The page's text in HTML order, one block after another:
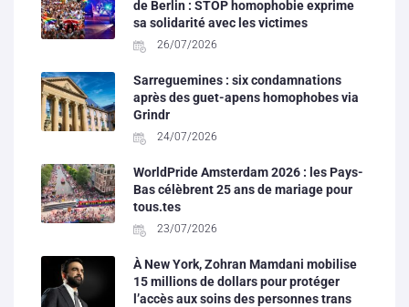
de Berlin : STOP homophobie exprime
sa solidarité avec les victimes
26/07/2026
Sarreguemines : six condamnations
après des guet-apens homophobes via
Grindr
24/07/2026
WorldPride Amsterdam 2026 : les Pays-
Bas célèbrent 25 ans de mariage pour
tous.tes
23/07/2026
À New York, Zohran Mamdani mobilise
15 millions de dollars pour protéger
l’accès aux soins des personnes trans